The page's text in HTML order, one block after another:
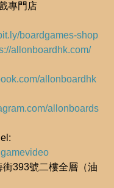
專門店
boardgames-shop
allonboardhk.com/
allonboardhk
allonboards
393號二樓全層（油